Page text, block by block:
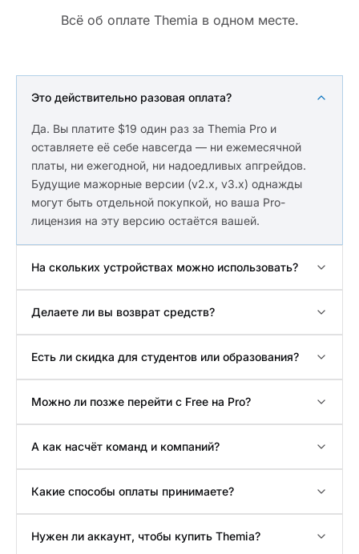
Всё об оплате Themia в одном месте.
Это действительно разовая оплата?
Да. Вы платите $19 один раз за Themia Pro и
оставляете её себе навсегда — ни ежемесячной
платы, ни ежегодной, ни надоедливых апгрейдов.
Будущие мажорные версии (v2.x, v3.x) однажды
могут быть отдельной покупкой, но ваша Pro-
лицензия на эту версию остаётся вашей.
На скольких устройствах можно использовать?
Делаете ли вы возврат средств?
Есть ли скидка для студентов или образования?
Можно ли позже перейти с Free на Pro?
А как насчёт команд и компаний?
Какие способы оплаты принимаете?
Нужен ли аккаунт, чтобы купить Themia?